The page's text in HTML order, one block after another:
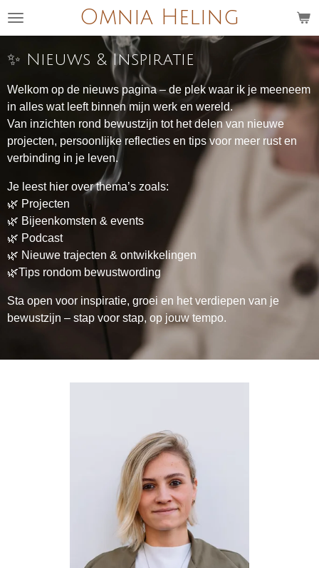
Ga
de
hoofdinhoud
Omnia Heling
✨ Nieuws & Inspiratie
Welkom op de nieuws pagina – de plek waar ik je meeneem
in alles wat leeft binnen mijn werk en wereld.
Van inzichten rond bewustzijn tot het delen van nieuwe
projecten, persoonlijke reflecties en tips voor meer rust en
verbinding in je leven.
Je leest hier over thema’s zoals:
🌿 Projecten
🌿 Bijeenkomsten & events
🌿 Podcast
🌿 Nieuwe trajecten & ontwikkelingen
🌿Tips rondom bewustwording
Sta open voor inspiratie, groei en het verdiepen van je
bewustzijn – stap voor stap, op jouw tempo.